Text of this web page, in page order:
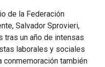
de la Federación
Salvador Sprovieri,
tras un año de intensas
laborales y sociales
también